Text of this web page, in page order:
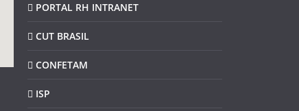
PORTAL RH INTRANET
CUT BRASIL
CONFETAM
ISP